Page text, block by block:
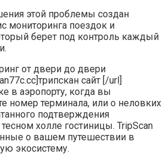
этой проблемы создан
мониторинга поездок и
берет под контроль каждый
от двери до двери
сайт [/url]
в аэропорту, когда вы
номер терминала, или о неловких
подтверждения
холле гостиницы. TripScan
о вашем путешествии в
экосистему.